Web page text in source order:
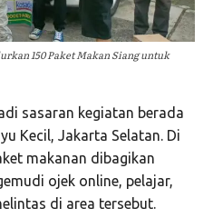
150 Paket Makan Siang untuk
sasaran kegiatan berada
Kecil, Jakarta Selatan. Di
makanan dibagikan
ojek online, pelajar,
di area tersebut.